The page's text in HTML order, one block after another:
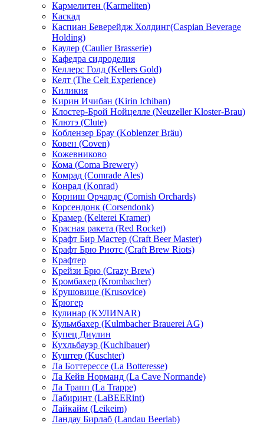
Кармелитен (Karmeliten)
Каскад
Каспиан Беверейдж Холдинг(Caspian Beverage
Holding)
Каулер (Caulier Brasserie)
Кафедра сидроделия
Келлерс Голд (Kellers Gold)
Келт (The Celt Experience)
Киликия
Кирин Ичибан (Kirin Ichiban)
Клостер-Брой Нойцелле (Neuzeller Kloster-Brau)
Клютэ (Clute)
Коблензер Брау (Koblenzer Bräu)
Ковен (Coven)
Кожевниково
Кома (Coma Brewery)
Комрад (Comrade Ales)
Конрад (Konrad)
Корниш Орчардс (Cornish Orchards)
Корсендонк (Corsendonk)
Крамер (Kelterei Kramer)
Красная ракета (Red Rocket)
Крафт Бир Мастер (Craft Beer Master)
Крафт Брю Риотс (Craft Brew Riots)
Крафтер
Крейзи Брю (Crazy Brew)
Кромбахер (Krombacher)
Крушовице (Krusovice)
Крюгер
Кулинар (КУЛИNAR)
Кульмбахер (Kulmbacher Brauerei AG)
Купец Диулин
Кухльбауэр (Kuchlbauer)
Куштер (Kuschter)
Ла Боттерессе (La Botteresse)
Ла Кейв Норманд (La Cave Normande)
Ла Трапп (La Trappe)
Лабиринт (LaBEERint)
Лайкайм (Leikeim)
Ландау Бирлаб (Landau Beerlab)